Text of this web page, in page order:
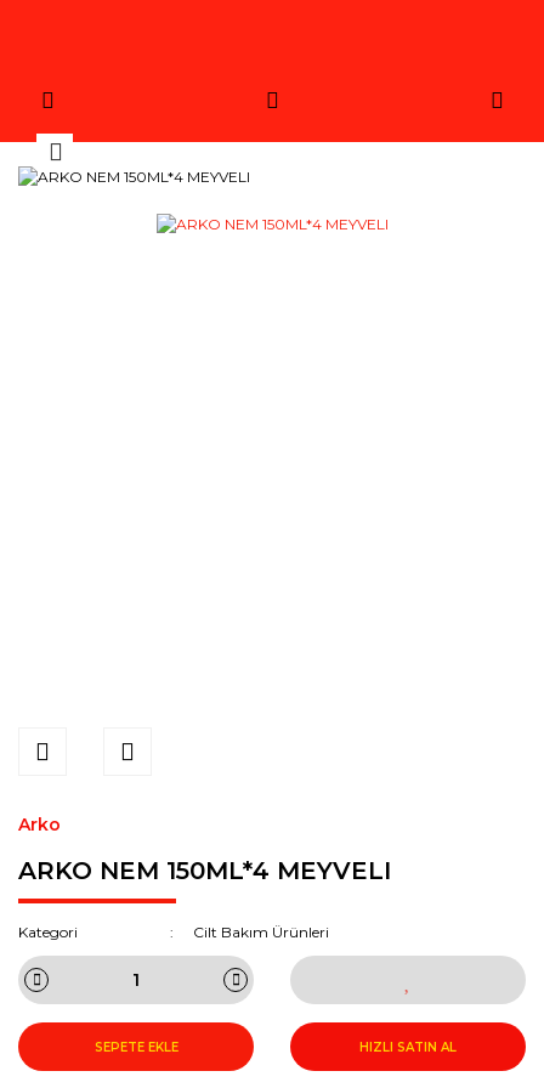
Arko
ARKO NEM 150ML*4 MEYVELI
Kategori Cilt Bakım Ürünleri
SEPETE EKLE HIZLI SATIN AL